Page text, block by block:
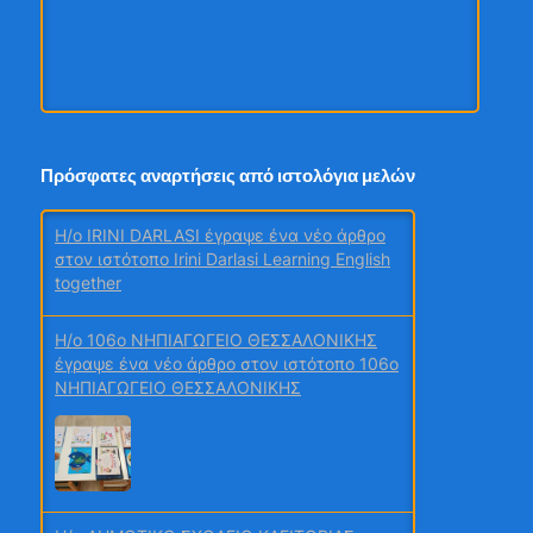
2ο τεύχος
Μαθητικά Συνέδρια
Πρόσφατες αναρτήσεις από ιστολόγια μελών
H/o IRINI DARLASI έγραψε ένα νέο άρθρο
στον ιστότοπο Irini Darlasi Learning English
together
H/o 106ο ΝΗΠΙΑΓΩΓΕΙΟ ΘΕΣΣΑΛΟΝΙΚΗΣ
έγραψε ένα νέο άρθρο στον ιστότοπο 106ο
ΝΗΠΙΑΓΩΓΕΙΟ ΘΕΣΣΑΛΟΝΙΚΗΣ